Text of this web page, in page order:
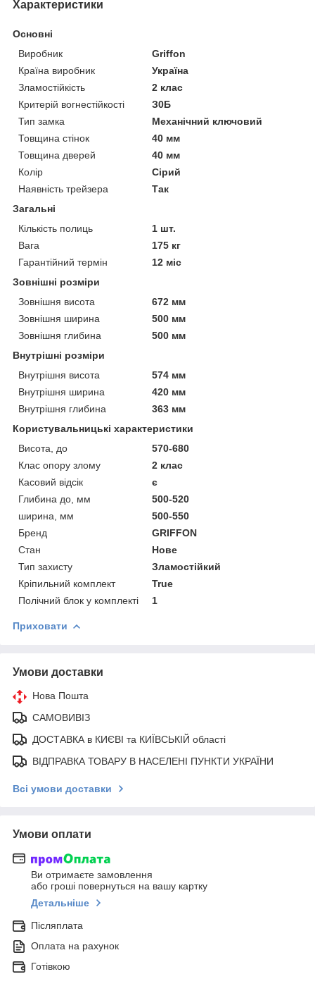
Характеристики
Основні
Виробник
Griffon
Країна виробник
Україна
Зламостійкість
2 клас
Критерій вогнестійкості
З0Б
Тип замка
Механічний ключовий
Товщина стінок
40 мм
Товщина дверей
40 мм
Колір
Сірий
Наявність трейзера
Так
Загальні
Кількість полиць
1 шт.
Вага
175 кг
Гарантійний термін
12 міс
Зовнішні розміри
Зовнішня висота
672 мм
Зовнішня ширина
500 мм
Зовнішня глибина
500 мм
Внутрішні розміри
Внутрішня висота
574 мм
Внутрішня ширина
420 мм
Внутрішня глибина
363 мм
Користувальницькі характеристики
Висота, до
570-680
Клас опору злому
2 клас
Касовий відсік
є
Глибина до, мм
500-520
ширина, мм
500-550
Бренд
GRIFFON
Стан
Нове
Тип захисту
Зламостійкий
Кріпильний комплект
True
Полічний блок у комплекті
1
Приховати
Умови доставки
Нова Пошта
САМОВИВІЗ
ДОСТАВКА в КИЄВІ та КИЇВСЬКІЙ області
ВІДПРАВКА ТОВАРУ В НАСЕЛЕНІ ПУНКТИ УКРАЇНИ
Всі умови доставки
Умови оплати
Ви отримаєте замовлення
або гроші повернуться на вашу картку
Детальніше
Післяплата
Оплата на рахунок
Готівкою